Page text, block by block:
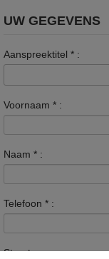
UW GEGEVENS
Aanspreektitel * :
Voornaam * :
Naam * :
Telefoon * :
Straat :